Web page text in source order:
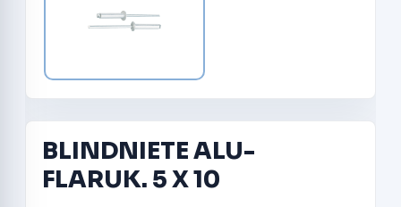
BLINDNIETE ALU-
FLARUK. 5 X 10